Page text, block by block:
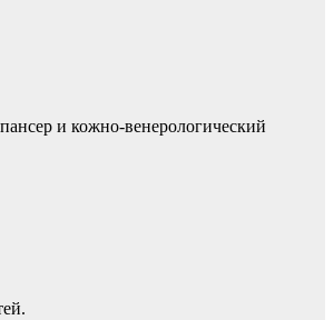
и кожно-венерологический